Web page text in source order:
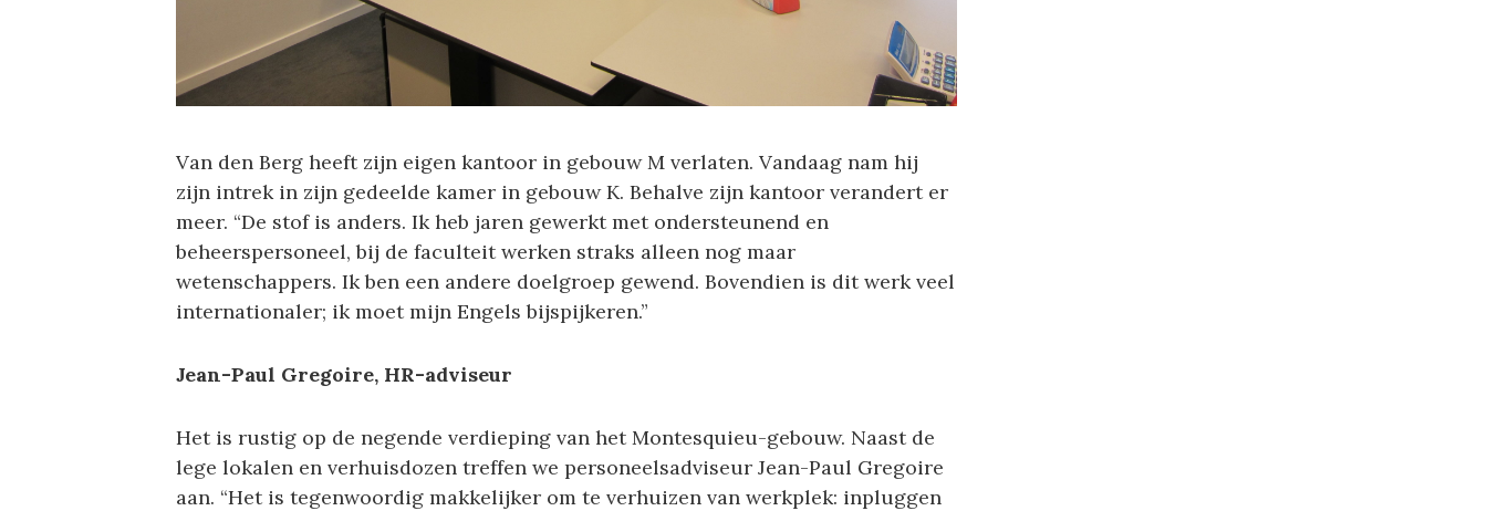
Van den Berg heeft zijn eigen kantoor in gebouw M verlaten. Vandaag nam hij
zijn intrek in zijn gedeelde kamer in gebouw K. Behalve zijn kantoor verandert er
meer. “De stof is anders. Ik heb jaren gewerkt met ondersteunend en
beheerspersoneel, bij de faculteit werken straks alleen nog maar
wetenschappers. Ik ben een andere doelgroep gewend. Bovendien is dit werk veel
internationaler; ik moet mijn Engels bijspijkeren.”
Jean-Paul Gregoire, HR-adviseur
Het is rustig op de negende verdieping van het Montesquieu-gebouw. Naast de
lege lokalen en verhuisdozen treffen we personeelsadviseur Jean-Paul Gregoire
aan. “Het is tegenwoordig makkelijker om te verhuizen van werkplek: inpluggen